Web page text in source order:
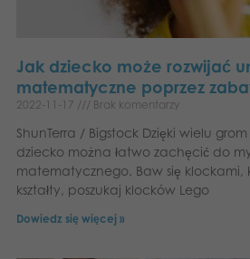
Jak dziecko może rozwijać
matematyczne poprzez
2022-11-17 Brak komentarzy
ShunTerra / Bigstock Dzięki wielu
dziecko można łatwo zachęcić do
matematycznego. Baw się klockami,
kształty, poszukaj klocków Lego
Dowiedz się więcej »